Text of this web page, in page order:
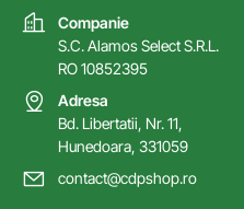
Companie
S.C. Alamos Select S.R.L.
RO 10852395
Adresa
Bd. Libertatii, Nr. 11,
Hunedoara, 331059
contact@cdpshop.ro